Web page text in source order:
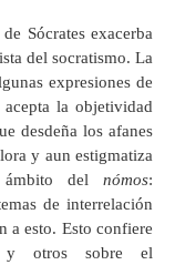
Sócrates exacerba
del socratismo. La
expresiones de
la objetividad
desdeña los afanes
y aun estigmatiza
del nómos:
de interrelación
a esto. Esto confiere
y otros sobre el